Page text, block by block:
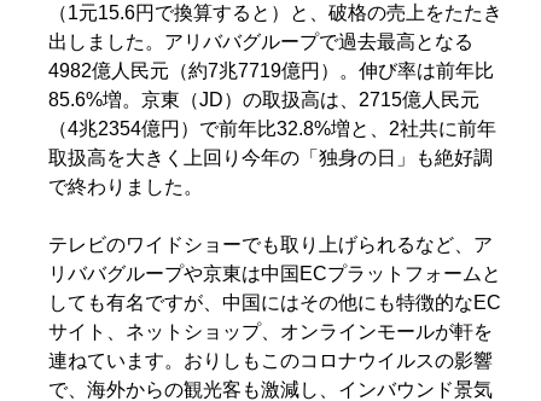
（1元15.6円で換算すると）と、破格の売上をたたき
出しました。アリババグループで過去最高となる
4982億人民元（約7兆7719億円）。伸び率は前年比
85.6%増。京東（JD）の取扱高は、2715億人民元
（4兆2354億円）で前年比32.8%増と、2社共に前年
取扱高を大きく上回り今年の「独身の日」も絶好調
で終わりました。
テレビのワイドショーでも取り上げられるなど、ア
リババグループや京東は中国ECプラットフォームと
しても有名ですが、中国にはその他にも特徴的なEC
サイト、ネットショップ、オンラインモールが軒を
連ねています。おりしもこのコロナウイルスの影響
で、海外からの観光客も激減し、インバウンド景気